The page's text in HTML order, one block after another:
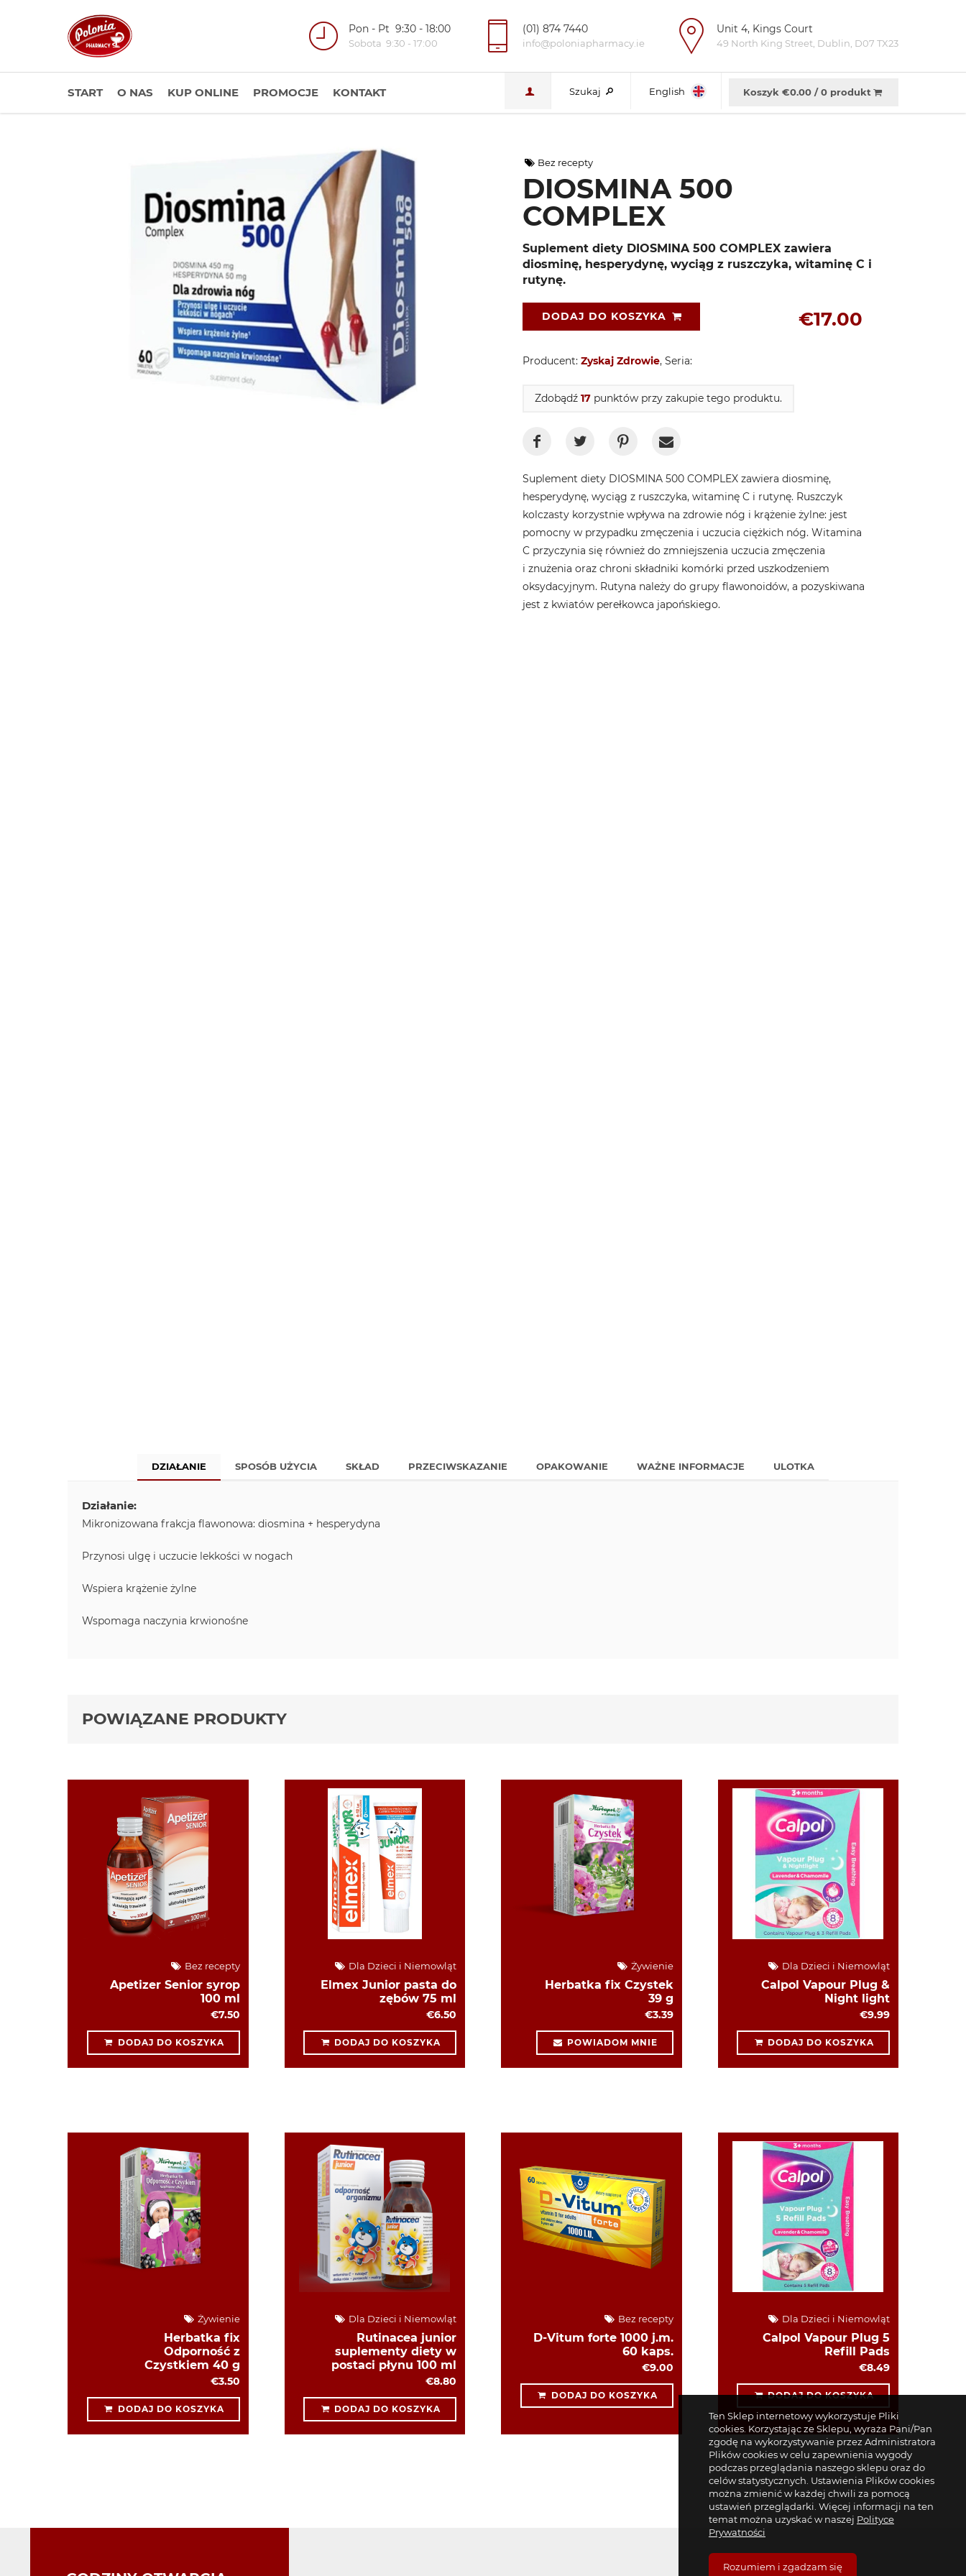
Pon - Pt 9:30 - 18:00
Sobota 9:30 - 17:00
(01) 874 7440
info@poloniapharmacy.ie
Unit 4, Kings Court
49 North King Street, Dublin, D07 TX23
Szukaj English Koszyk €0.00/0 produkt
START O NAS KUP ONLINE PROMOCJE KONTAKT
Ten Sklep internetowy wykorzystuje Pliki
cookies. Korzystając ze Sklepu, wyraża Pani/Pan
zgodę na wykorzystywanie przez Administratora
Plików cookies w celu zapewnienia wygody
podczas przeglądania naszego sklepu oraz do
celów statystycznych. Ustawienia Plików cookies
można zmienić w każdej chwili za pomocą
ustawień przeglądarki. Więcej informacji na ten
temat można uzyskać w naszej Polityce
Prywatności
Rozumiem i zgadzam się
Bez recepty
DIOSMINA 500
COMPLEX
Suplement diety DIOSMINA 500 COMPLEX zawiera
diosminę, hesperydynę, wyciąg z ruszczyka, witaminę C i
rutynę.
€17.00
DODAJ DO KOSZYKA
Producent: Zyskaj Zdrowie, Seria:
Zdobądź 17 punktów przy zakupie tego produktu.
Suplement diety DIOSMINA 500 COMPLEX zawiera diosminę,
hesperydynę, wyciąg z ruszczyka, witaminę C i rutynę. Ruszczyk
kolczasty korzystnie wpływa na zdrowie nóg i krążenie żylne: jest
pomocny w przypadku zmęczenia i uczucia ciężkich nóg. Witamina
C przyczynia się również do zmniejszenia uczucia zmęczenia
i znużenia oraz chroni składniki komórki przed uszkodzeniem
oksydacyjnym. Rutyna należy do grupy flawonoidów, a pozyskiwana
jest z kwiatów perełkowca japońskiego.
DZIAŁANIE SPOSÓB UŻYCIA SKŁAD PRZECIWSKAZANIE OPAKOWANIE WAŻNE INFORMACJE ULOTKA
Działanie:
Mikronizowana frakcja flawonowa: diosmina + hesperydyna
Przynosi ulgę i uczucie lekkości w nogach
Wspiera krążenie żylne
Wspomaga naczynia krwionośne
POWIĄZANE PRODUKTY
Bez recepty
Apetizer Senior syrop
100 ml
€7.50
DODAJ DO KOSZYKA
Dla Dzieci i Niemowląt
Elmex Junior pasta do
zębów 75 ml
€6.50
DODAJ DO KOSZYKA
Żywienie
Herbatka fix Czystek
39 g
€3.39
POWIADOM MNIE
Dla Dzieci i Niemowląt
Calpol Vapour Plug &
Night light
€9.99
DODAJ DO KOSZYKA
Żywienie
Herbatka fix
Odporność z
Czystkiem 40 g
€3.50
DODAJ DO KOSZYKA
Dla Dzieci i Niemowląt
Rutinacea junior
suplementy diety w
postaci płynu 100 ml
€8.80
DODAJ DO KOSZYKA
Bez recepty
D-Vitum forte 1000 j.m.
60 kaps.
€9.00
DODAJ DO KOSZYKA
Dla Dzieci i Niemowląt
Calpol Vapour Plug 5
Refill Pads
€8.49
DODAJ DO KOSZYKA